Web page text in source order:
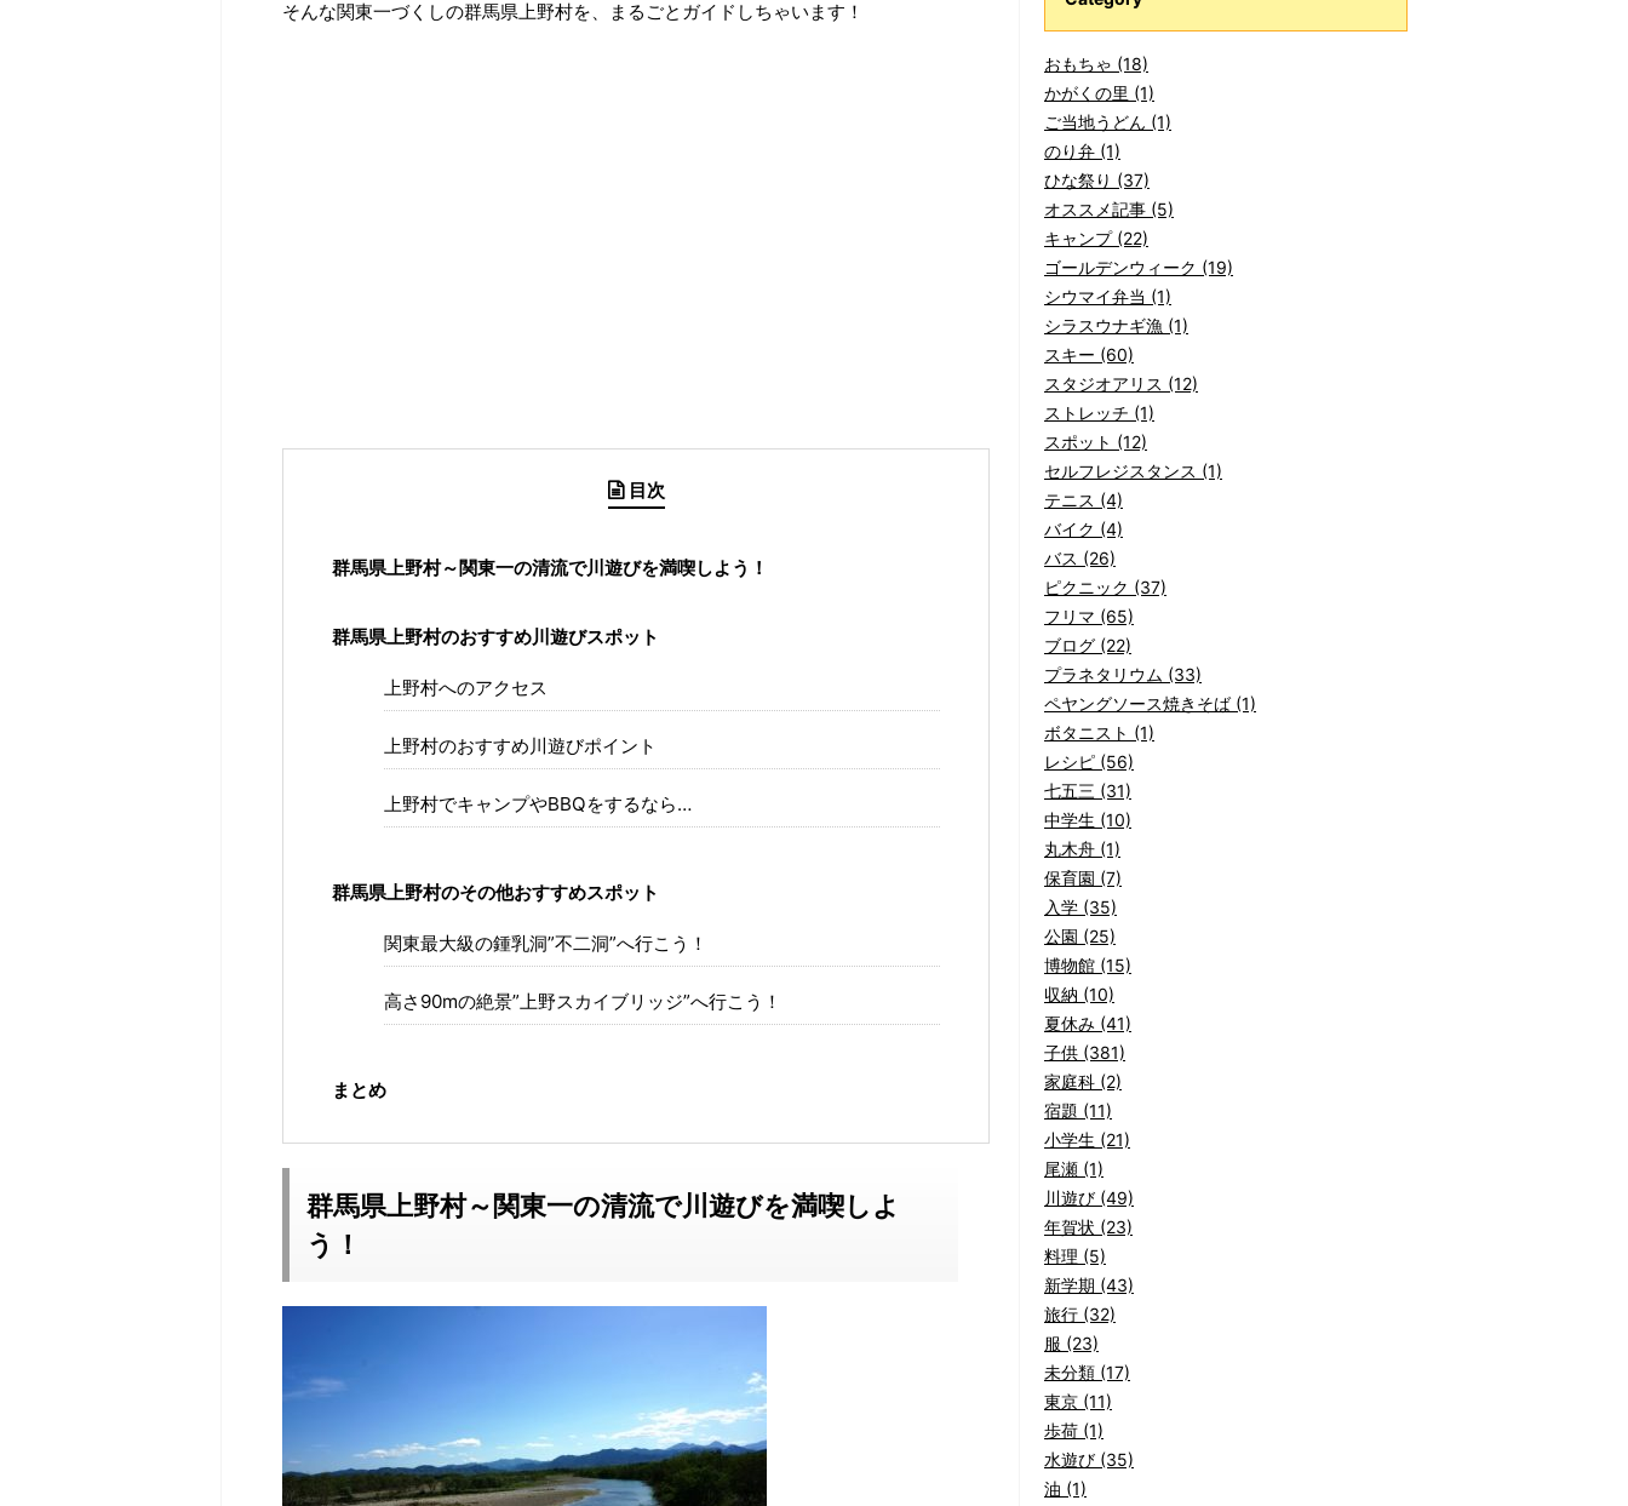
そんな関東一づくしの群馬県上野村を、まるごとガイドしちゃいます！
目次
群馬県上野村～関東一の清流で川遊びを満喫しよう！
群馬県上野村のおすすめ川遊びスポット
上野村へのアクセス
上野村のおすすめ川遊びポイント
上野村でキャンプやBBQをするなら…
群馬県上野村のその他おすすめスポット
関東最大級の鍾乳洞”不二洞”へ行こう！
高さ90mの絶景”上野スカイブリッジ”へ行こう！
まとめ
群馬県上野村～関東一の清流で川遊びを満喫しよ
う！
おもちゃ (18)
かがくの里 (1)
ご当地うどん (1)
のり弁 (1)
ひな祭り (37)
オススメ記事 (5)
キャンプ (22)
ゴールデンウィーク (19)
シウマイ弁当 (1)
シラスウナギ漁 (1)
スキー (60)
スタジオアリス (12)
ストレッチ (1)
スポット (12)
セルフレジスタンス (1)
テニス (4)
バイク (4)
バス (26)
ピクニック (37)
フリマ (65)
ブログ (22)
プラネタリウム (33)
ペヤングソース焼きそば (1)
ボタニスト (1)
レシピ (56)
七五三 (31)
中学生 (10)
丸木舟 (1)
保育園 (7)
入学 (35)
公園 (25)
博物館 (15)
収納 (10)
夏休み (41)
子供 (381)
家庭科 (2)
宿題 (11)
小学生 (21)
尾瀬 (1)
川遊び (49)
年賀状 (23)
料理 (5)
新学期 (43)
旅行 (32)
服 (23)
未分類 (17)
東京 (11)
歩荷 (1)
水遊び (35)
油 (1)